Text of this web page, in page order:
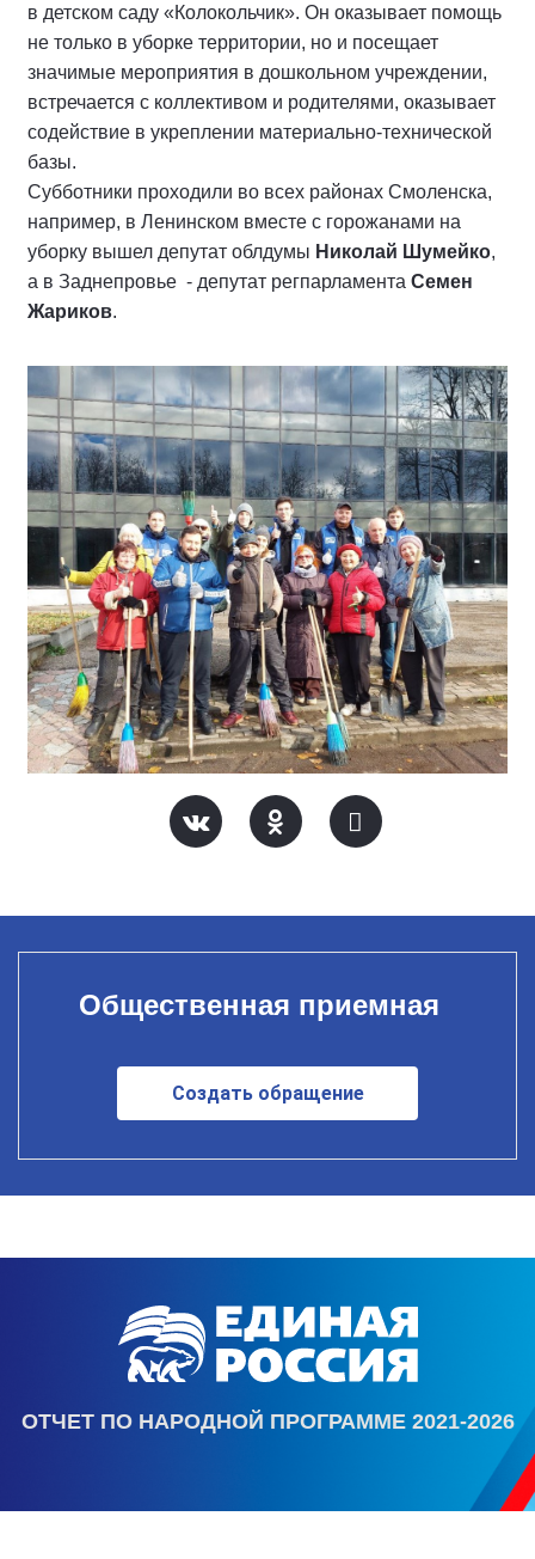
в детском саду «Колокольчик». Он оказывает помощь
не только в уборке территории, но и посещает
значимые мероприятия в дошкольном учреждении,
встречается с коллективом и родителями, оказывает
содействие в укреплении материально-технической
базы.
Субботники проходили во всех районах Смоленска,
например, в Ленинском вместе с горожанами на
уборку вышел депутат облдумы Николай Шумейко,
а в Заднепровье - депутат регпарламента Семен
Жариков.
Общественная приемная
Создать обращение
ОТЧЕТ ПО НАРОДНОЙ ПРОГРАММЕ 2021-2026